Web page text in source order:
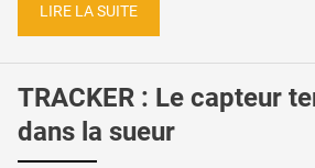
LIRE LA SUITE
TRACKER : Le capteur
dans la sueur